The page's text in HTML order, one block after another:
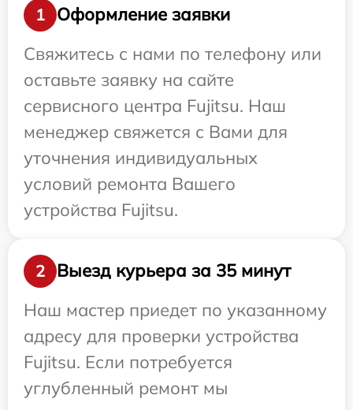
1
Оформление заявки
Свяжитесь с нами по телефону или
оставьте заявку на сайте
сервисного центра Fujitsu. Наш
менеджер свяжется с Вами для
уточнения индивидуальных
условий ремонта Вашего
устройства Fujitsu.
2
Выезд курьера за 35 минут
Наш мастер приедет по указанному
адресу для проверки устройства
Fujitsu. Если потребуется
углубленный ремонт мы